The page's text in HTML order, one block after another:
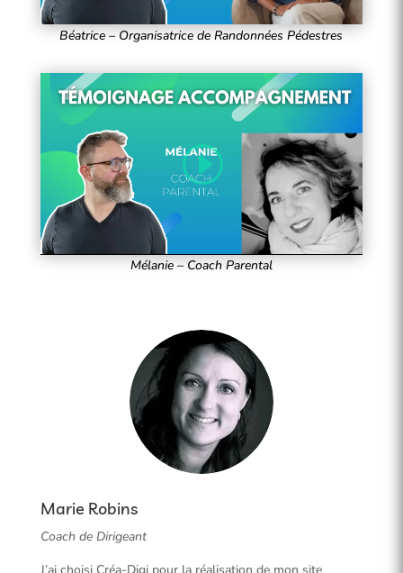
Béatrice – Organisatrice de Randonnées Pédestres
Mélanie – Coach Parental
Marie Robins
Coach de Dirigeant